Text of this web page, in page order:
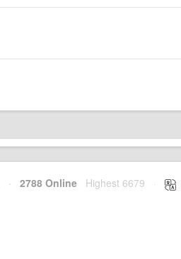
· 2788 Online Highest 6679